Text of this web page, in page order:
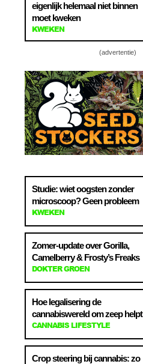
eigenlijk helemaal niet binnen
moet kweken
KWEKEN
(advertentie)
Studie: wiet oogsten zonder
microscoop? Geen probleem
KWEKEN
Zomer-update over Gorilla,
Camelberry & Frosty’s Freaks
DOKTER GROEN
Hoe legalisering de
cannabiswereld om zeep helpt
CANNABIS LIFESTYLE
Crop steering bij cannabis: zo